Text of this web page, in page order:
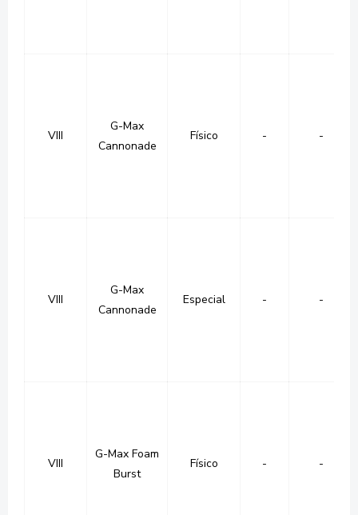
VIII
G-Max
Cannonade
Físico - -
VIII
G-Max
Cannonade
Especial - -
VIII
G-Max Foam
Burst
Físico - -